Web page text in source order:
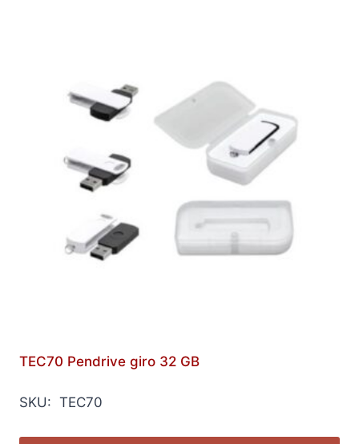
TEC70 Pendrive giro 32 GB
SKU: TEC70